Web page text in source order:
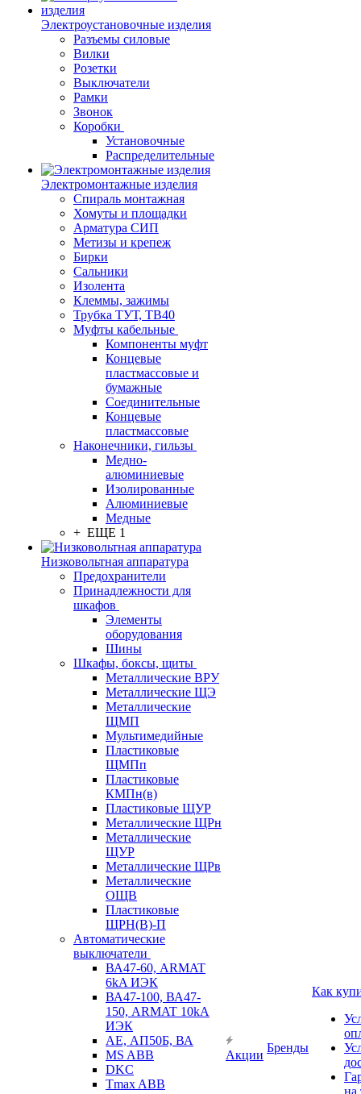
Электроустановочные изделия
Разъемы силовые
Вилки
Розетки
Выключатели
Рамки
Звонок
Коробки
Установочные
Распределительные
Электромонтажные изделия
Спираль монтажная
Хомуты и площадки
Арматура СИП
Метизы и крепеж
Бирки
Сальники
Изолента
Клеммы, зажимы
Трубка ТУТ, ТВ40
Муфты кабельные
Компоненты муфт
Концевые
пластмассовые и
бумажные
Соединительные
Концевые
пластмассовые
Наконечники, гильзы
Медно-
алюминиевые
Изолированные
Алюминиевые
Медные
+ ЕЩЕ 1
Низковольтная аппаратура
Предохранители
Принадлежности для
шкафов
Элементы
оборудования
Шины
Шкафы, боксы, щиты
Металлические ВРУ
Металлические ЩЭ
Металлические
ЩМП
Мультимедийные
Пластиковые
ЩМПп
Пластиковые
КМПн(в)
Пластиковые ЩУР
Металлические ЩРн
Металлические
ЩУР
Металлические ЩРв
Металлические
ОЩВ
Пластиковые
ЩРН(В)-П
Автоматические
выключатели
ВА47-60, ARMAT
6kA ИЭК
ВА47-100, ВА47-
150, ARMAT 10kA
ИЭК
АЕ, АП50Б, ВА
MS ABB
DKC
Tmax ABB
Акции
Бренды
Как
на